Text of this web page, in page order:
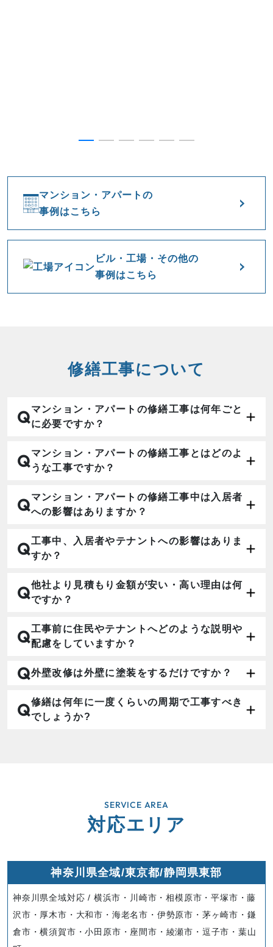
マンション・アパートの
事例はこちら
ビル・工場・その他の
事例はこちら
修繕工事について
Qマンション・アパートの修繕工事は何年ごと
に必要ですか？
Qマンション・アパートの修繕工事とはどのよ
うな工事ですか？
Qマンション・アパートの修繕工事中は入居者
への影響はありますか？
Q工事中、入居者やテナントへの影響はありま
すか？
Q他社より見積もり金額が安い・高い理由は何
ですか？
Q工事前に住民やテナントへどのような説明や
配慮をしていますか？
Q外壁改修は外壁に塗装をするだけですか？
Q修繕は何年に一度くらいの周期で工事すべき
でしょうか?
SERVICE AREA
対応エリア
神奈川県全域/東京都/静岡県東部
神奈川県全域対応 / 横浜市・川崎市・相模原市・平塚市・藤
沢市・厚木市・大和市・海老名市・伊勢原市・茅ヶ崎市・鎌
倉市・横須賀市・小田原市・座間市・綾瀬市・逗子市・葉山